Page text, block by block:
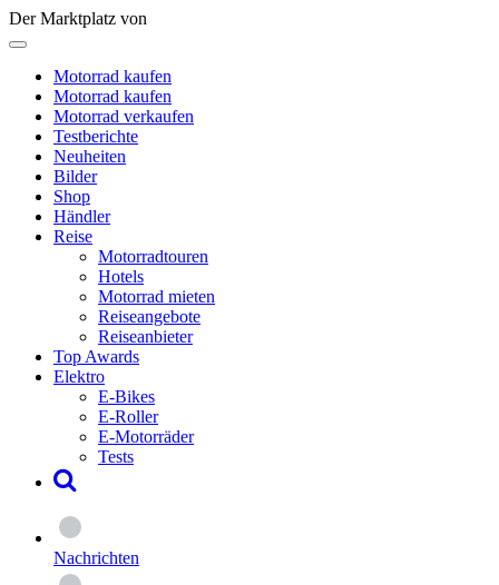
Der Marktplatz von
Motorrad kaufen
Motorrad kaufen
Motorrad verkaufen
Testberichte
Neuheiten
Bilder
Shop
Händler
Reise
Motorradtouren
Hotels
Motorrad mieten
Reiseangebote
Reiseanbieter
Top Awards
Elektro
E-Bikes
E-Roller
E-Motorräder
Tests
Nachrichten